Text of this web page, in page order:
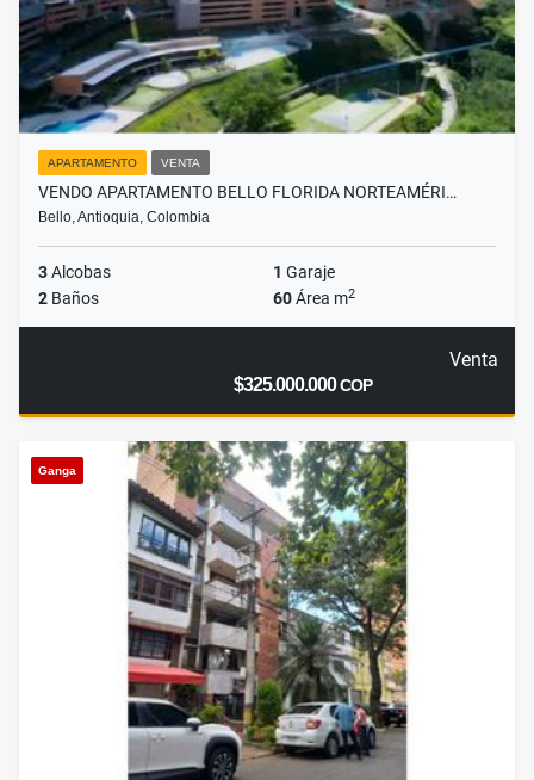
APARTAMENTO VENTA
VENDO APARTAMENTO BELLO FLORIDA NORTEAMÉRI…
Bello, Antioquia, Colombia
3Alcobas 1 Garaje
2 Baños 60Área m2
Venta
$325.000.000COP
Ganga